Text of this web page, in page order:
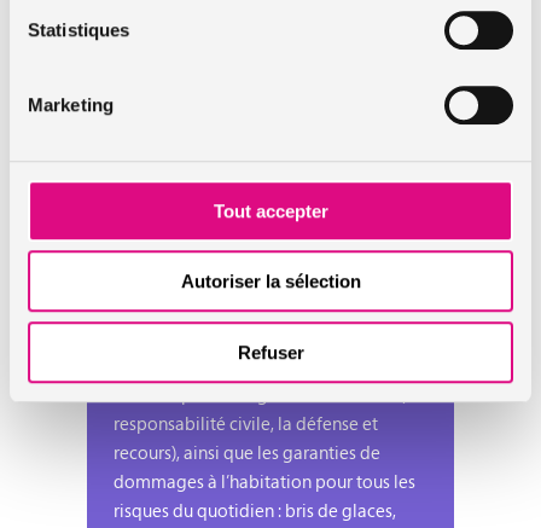
Statistiques
Marketing
Tout accepter
Autoriser la sélection
Refuser
habitation : les formules
essentielle
L’assurance habitation essentielle, aussi
appelée formule Contact +, couvrira
votre habitation pour tous les risques du
l’essentiel comme son nom l’indique.
responsabilité civile, la défense et
recours), ainsi que les garanties de
dommages à l’habitation pour tous les
risques du quotidien : bris de glaces,